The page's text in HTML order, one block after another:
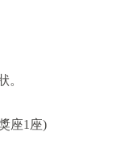
。
座1座)